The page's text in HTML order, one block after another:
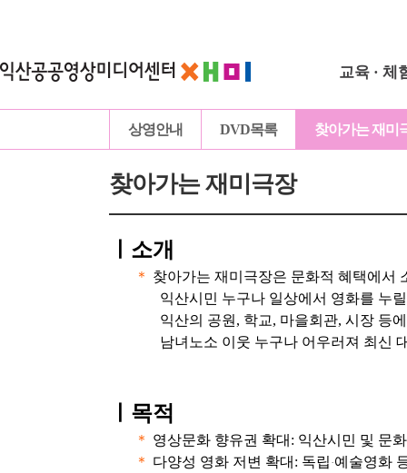
교육 · 체
상영안내 DVD목록 찾아가는 재미
찾아가는 재미극장
소개
＊ 찾아가는 재미극장은 문화적 혜택에서
익산시민 누구나 일상에서 영화를 누
익산의 공원, 학교, 마을회관, 시장 등
남녀노소 이웃 누구나 어우러져 최신
목적
＊ 영상문화 향유권 확대: 익산시민 및 문
＊ 다양성 영화 저변 확대: 독립 ·예술영화